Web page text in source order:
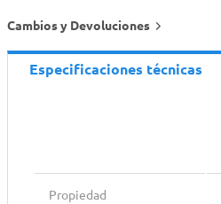
Cambios y Devoluciones
Especificaciones técnicas
Propiedad